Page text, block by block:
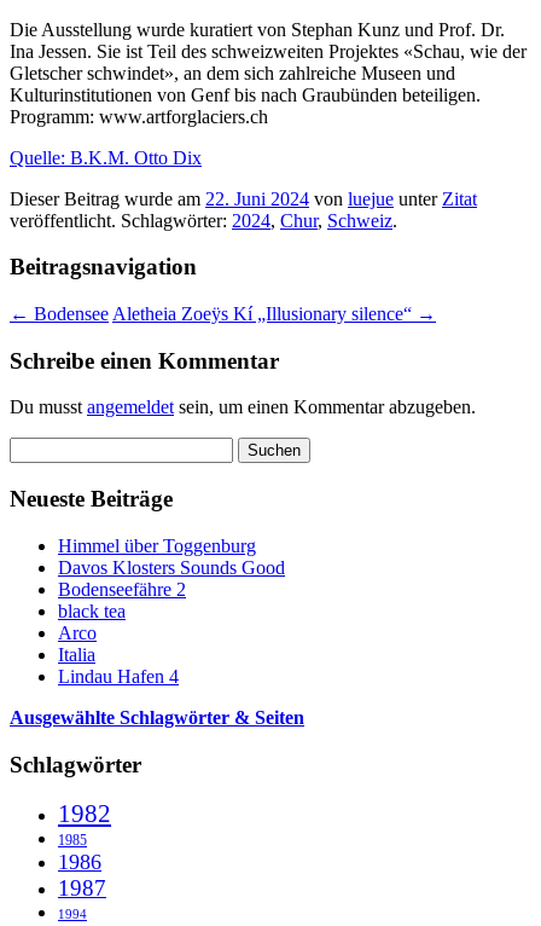
Die Ausstellung wurde kuratiert von Stephan Kunz und Prof. Dr.
Ina Jessen. Sie ist Teil des schweizweiten Projektes «Schau, wie der
Gletscher schwindet», an dem sich zahlreiche Museen und
Kulturinstitutionen von Genf bis nach Graubünden beteiligen.
Programm: www.artforglaciers.ch
Quelle: B.K.M. Otto Dix
Dieser Beitrag wurde am 22. Juni 2024 von luejue unter Zitat
veröffentlicht. Schlagwörter: 2024, Chur, Schweiz.
Beitragsnavigation
← Bodensee Aletheia Zoeÿs Kí „Illusionary silence“ →
Schreibe einen Kommentar
Du musstangemeldetsein, um einen Kommentar abzugeben.
nach:
Neueste Beiträge
Himmel über Toggenburg
Davos Klosters Sounds Good
Bodenseefähre 2
black tea
Arco
Italia
Lindau Hafen 4
Ausgewählte Schlagwörter & Seiten
Schlagwörter
1982
1985
1986
1987
1994